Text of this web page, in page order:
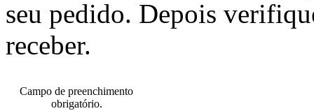
seu pedido. Depois
receber.
Campo de preenchimento
obrigatório.